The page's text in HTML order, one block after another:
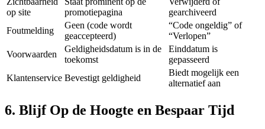
op site
promotiepagina
gearchiveerd
Foutmelding
Geen (code wordt
geaccepteerd)
“Code ongeldig” of
“Verlopen”
Voorwaarden
Geldigheidsdatum is in de
toekomst
Einddatum is
gepasseerd
Klantenservice Bevestigt geldigheid
Biedt mogelijk een
alternatief aan
6. Blijf Op de Hoogte en Bespaar Tijd